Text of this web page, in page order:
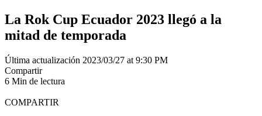
La Rok Cup Ecuador 2023 llegó a la
mitad de temporada
Última actualización 2023/03/27 at 9:30 PM
Compartir
6 Min de lectura
COMPARTIR